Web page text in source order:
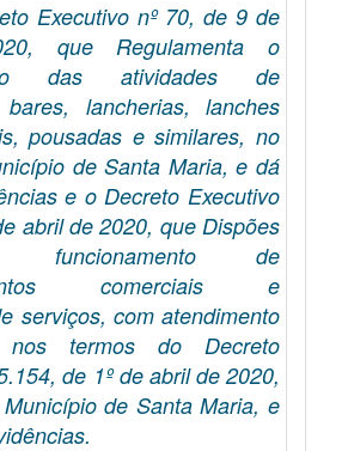
Executivo nº 70, de 9 de
que Regulamenta o
das atividades de
bares, lancherias, lanches
pousadas e similares, no
de Santa Maria, e dá
e o Decreto Executivo
abril de 2020, que Dispões
de
comerciais e
serviços, com atendimento
termos do Decreto
de 1º de abril de 2020,
de Santa Maria, e